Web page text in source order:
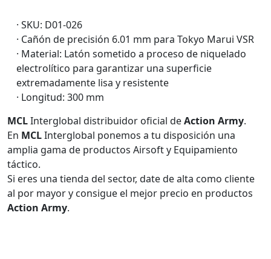
· SKU: D01-026
· Cañón de precisión 6.01 mm para Tokyo Marui VSR
· Material: Latón sometido a proceso de niquelado
electrolítico para garantizar una superficie
extremadamente lisa y resistente
· Longitud: 300 mm
MCLInterglobal distribuidor oficial deAction Army.
En MCLInterglobal ponemos a tu disposición una
amplia gama de productos Airsoft y Equipamiento
táctico.
Si eres una tienda del sector, date de alta como cliente
al por mayor y consigue el mejor precio en productos
Action Army.